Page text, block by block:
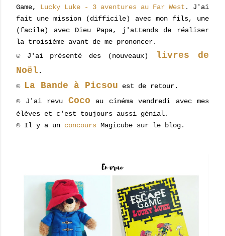
Game,
Lucky Luke - 3 aventures au Far West . J'ai
fait une mission (difficile) avec mon fils, une
(facile) avec Dieu Papa, j'attends de réaliser
la troisième avant de me prononcer.
☺ J'ai présenté des (nouveaux)
livres de
Noël .
☺ La Bande à Picsou est de retour.
☺ J'ai revu Coco au cinéma vendredi avec mes
élèves et c'est toujours aussi génial.
☺ Il y a un concours Magicube sur le blog.